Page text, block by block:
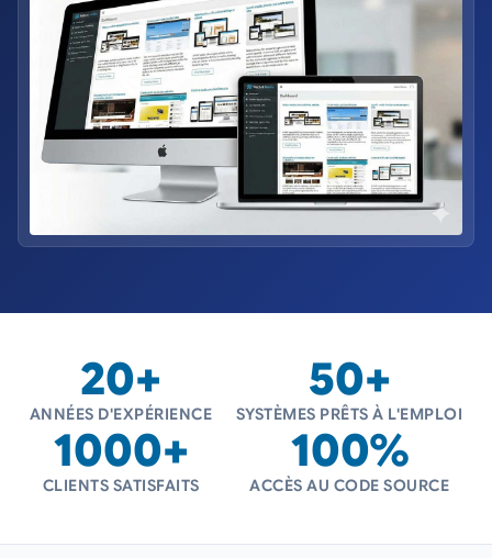
20+
ANNÉES D'EXPÉRIENCE
50+
SYSTÈMES PRÊTS À L'EMPLOI
1000+
CLIENTS SATISFAITS
100%
ACCÈS AU CODE SOURCE